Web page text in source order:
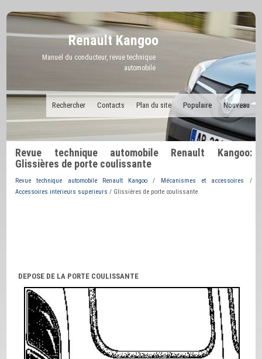
Renault Kangoo
Manuel du conducteur, revue technique
automobile
Nouveau
Populaire
Plan du site
Contacts
Rechercher
Revue technique automobile Renault Kangoo:
Glissières de porte coulissante
Revue technique automobile Renault Kangoo / Mécanismes et accessoires /
Accessoires interieurs superieurs / Glissières de porte coulissante
DEPOSE DE LA PORTE COULISSANTE